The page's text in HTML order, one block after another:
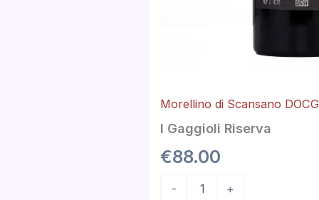
Morellino di Scansano DOCG
I Gaggioli Riserva
€88.00
- +